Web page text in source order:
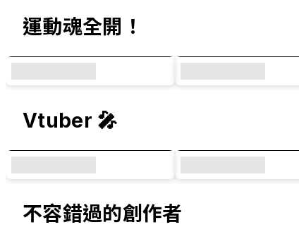
運動魂全開！
Vtuber 🎤
不容錯過的創作者